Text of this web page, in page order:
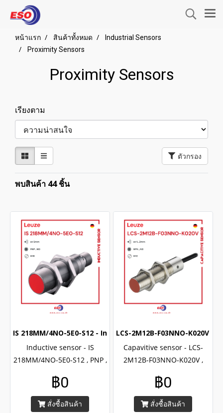
หน้าแรก สินค้าทั้งหมด
Industrial Sensors
Proximity Sensors
Proximity Sensors
เรียงตาม
ตัวกรอง
พบสินค้า 44 ชิ้น
IS 218MM/4NO-5E0-S12 - Inductive sensor (M18) (PNP NO)
Inductive sensor - IS
218MM/4NO-5E0-S12 , PNP ,
218 series , CE certified with
IP67
฿0
สั่งซื้อสินค้า
LCS-2M12B-F03NNO-K020V -
Capavitive sensor - LCS-
2M12B-F03NNO-K020V ,
Leuze LCS-2 series , M12 ,
CE certified with IP67
฿0
สั่งซื้อสินค้า